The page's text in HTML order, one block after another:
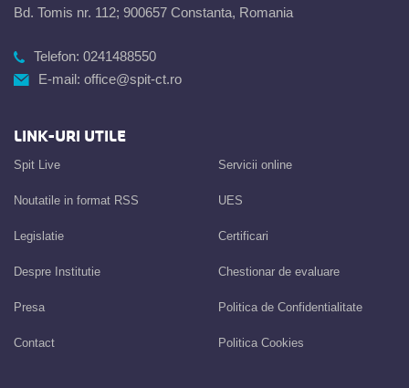
Bd. Tomis nr. 112; 900657 Constanta, Romania
Telefon: 0241488550
E-mail: office@spit-ct.ro
LINK-URI UTILE
Spit Live
Noutatile in format RSS
Legislatie
Despre Institutie
Presa
Contact
Servicii online
UES
Certificari
Chestionar de evaluare
Politica de Confidentialitate
Politica Cookies